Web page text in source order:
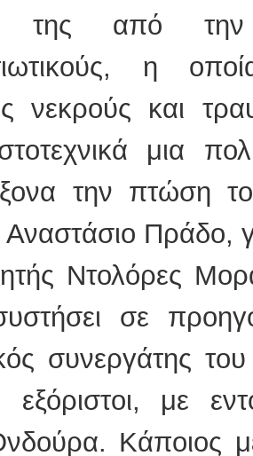
της από
η
νεκρούς και
μια
την πτώση
Πράδο,
Ντολόρες
σε
συνεργάτης του
εξόριστοι, με
Ονδούρα. Κάποιος